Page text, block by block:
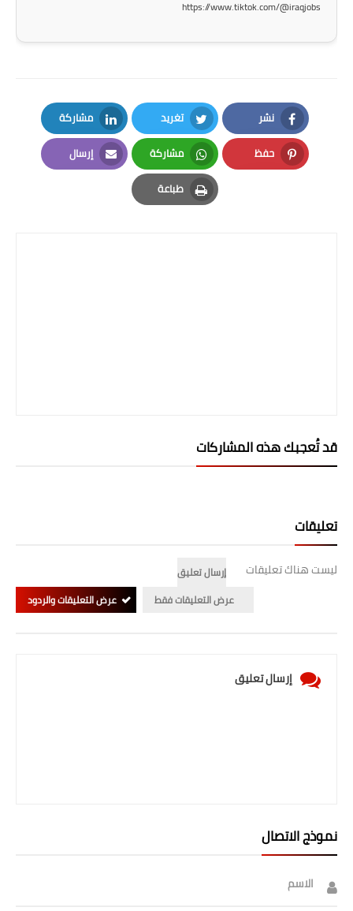
ملازم دراسية
المرحلة المتوسطة
المرحلة الاعدادية
دروس
نتائج القبول المركزي
https://www.tiktok.com/@iraqjobs
نشر
Facebook
تغريد
Twitter
مشاركة
LinkedIn
حفظ
Pinterest
مشاركة
Whatsapp
إرسال
Email
طباعة
Print
قد تُعجبك هذه المشاركات
تعليقات
ليست هناك تعليقات
إرسال تعليق
عرض التعليقات فقط
عرض التعليقات والردود
إرسال تعليق
نموذج الاتصال
الاسم